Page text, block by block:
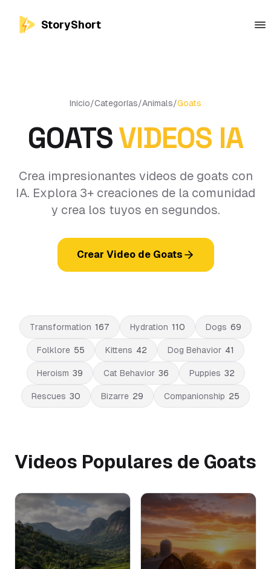
StoryShort
Inicio/Categorías/Animals/Goats
GOATSVIDEOS IA
Crea impresionantes videos de goats con
IA. Explora 3+ creaciones de la comunidad
y crea los tuyos en segundos.
Crear Video de Goats
Transformation 167 Hydration 110 Dogs 69
Folklore 55 Kittens 42 Dog Behavior 41
Heroism 39 Cat Behavior 36 Puppies 32
Rescues 30 Bizarre 29 Companionship 25
Videos Populares de Goats